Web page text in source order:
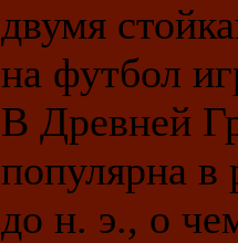
двумя
на футбол
В Древней
популярна в
до н. э., о